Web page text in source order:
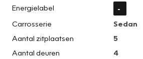
Energielabel
-
Carrosserie
Sedan
Aantal zitplaatsen
5
Aantal deuren
4